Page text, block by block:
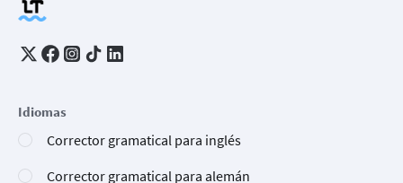
Idiomas
Corrector gramatical para inglés
Corrector gramatical para alemán